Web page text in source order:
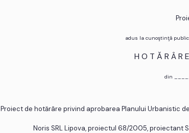
adus la cunoştinţă
H O T Ă R Â R
din
Proiect de hotărâre privind aprobarea Planului Urbanistic
Noris SRL Lipova, proiectul 68/2005, proiectant